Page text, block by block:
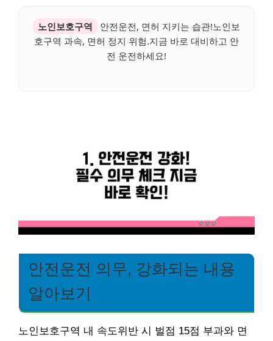
노인보호구역
안전운전, 면허 지키는 습관!노인보
호구역 과속, 면허 정지 위험.지금 바로 대비하고 안
전 운전하세요!
안전운전 의무, 강화되는 내용
알아보기
노인보호구역 내 속도위반 시 벌점 15점 부과와 면